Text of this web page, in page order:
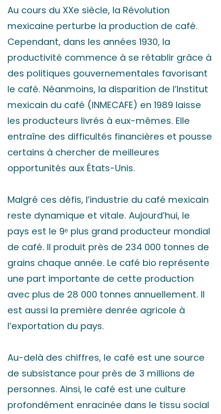
Au cours du XXe siècle, la Révolution
mexicaine perturbe la production de café.
Cependant, dans les années 1930, la
productivité commence à se rétablir grâce à
des politiques gouvernementales favorisant
le café. Néanmoins, la disparition de l’Institut
mexicain du café (INMECAFE) en 1989 laisse
les producteurs livrés à eux-mêmes. Elle
entraîne des difficultés financières et pousse
certains à chercher de meilleures
opportunités aux États-Unis.
Malgré ces défis, l’industrie du café mexicain
reste dynamique et vitale. Aujourd’hui, le
pays est le 9ᵉ plus grand producteur mondial
de café. Il produit près de 234 000 tonnes de
grains chaque année. Le café bio représente
une part importante de cette production
avec plus de 28 000 tonnes annuellement. Il
est aussi la première denrée agricole à
l’exportation du pays.
Au-delà des chiffres, le café est une source
de subsistance pour près de 3 millions de
personnes. Ainsi, le café est une culture
profondément enracinée dans le tissu social